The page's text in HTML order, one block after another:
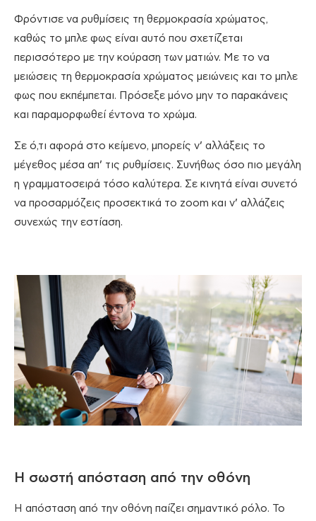
Φρόντισε να ρυθμίσεις τη θερμοκρασία χρώματος,
καθώς το μπλε φως είναι αυτό που σχετίζεται
περισσότερο με την κούραση των ματιών. Με το να
μειώσεις τη θερμοκρασία χρώματος μειώνεις και το μπλε
φως που εκπέμπεται. Πρόσεξε μόνο μην το παρακάνεις
και παραμορφωθεί έντονα το χρώμα.
Σε ό,τι αφορά στο κείμενο, μπορείς ν’ αλλάξεις το
μέγεθος μέσα απ’ τις ρυθμίσεις. Συνήθως όσο πιο μεγάλη
η γραμματοσειρά τόσο καλύτερα. Σε κινητά είναι συνετό
να προσαρμόζεις προσεκτικά το zoom και ν’ αλλάζεις
συνεχώς την εστίαση.
Η σωστή απόσταση από την οθόνη
Η απόσταση από την οθόνη παίζει σημαντικό ρόλο. Το